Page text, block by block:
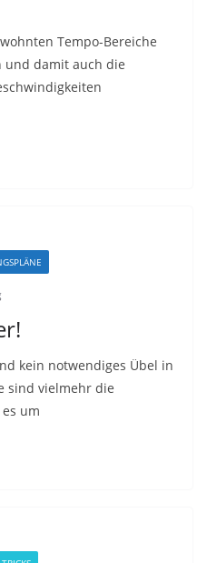
Tempo-Bereiche
und damit auch die
kein notwendiges Übel in
sind vielmehr die
um